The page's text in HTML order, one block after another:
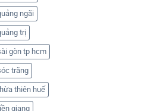
ngãi
trị
gòn tp hcm
trăng
thiên huế
giang